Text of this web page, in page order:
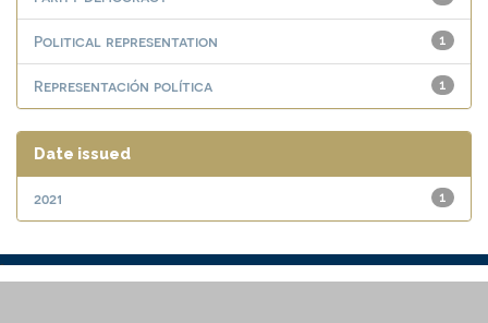
1
Political representation
1
Representación política
Date issued
1
2021